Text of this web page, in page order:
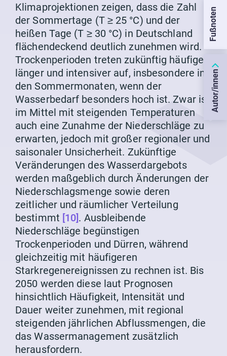
Klimaprojektionen zeigen, dass die Zahl
der Sommertage (T ≥ 25 °C) und der
heißen Tage (T ≥ 30 °C) in Deutschland
flächendeckend deutlich zunehmen wird.
Trockenperioden treten zukünftig häufiger,
länger und intensiver auf, insbesondere in
den Sommermonaten, wenn der
Wasserbedarf besonders hoch ist. Zwar ist
im Mittel mit steigenden Temperaturen
auch eine Zunahme der Niederschläge zu
erwarten, jedoch mit großer regionaler und
saisonaler Unsicherheit. Zukünftige
Veränderungen des Wasserdargebots
werden maßgeblich durch Änderungen der
Niederschlagsmenge sowie deren
zeitlicher und räumlicher Verteilung
bestimmt [10]. Ausbleibende
Niederschläge begünstigen
Trockenperioden und Dürren, während
gleichzeitig mit häufigeren
Starkregenereignissen zu rechnen ist. Bis
2050 werden diese laut Prognosen
hinsichtlich Häufigkeit, Intensität und
Dauer weiter zunehmen, mit regional
steigenden jährlichen Abflussmengen, die
das Wassermanagement zusätzlich
herausfordern.
Fußnoten
Autor/innen